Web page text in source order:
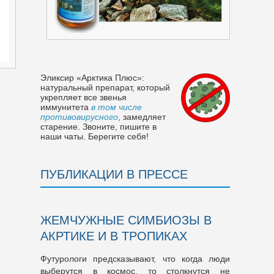
Эликсир «Арктика Плюс»:
натуральный препарат, который
укрепляет все звенья
иммунитета в том числе
противовирусного , замедляет
старение. Звоните, пишите в
наши чаты. Берегите себя!
ПУБЛИКАЦИИ В ПРЕССЕ
ЖЕМЧУЖНЫЕ СИМБИОЗЫ В
АКРТИКЕ И В ТРОПИКАХ
Футурологи предсказывают, что когда люди
выберутся в космос, то столкнутся не